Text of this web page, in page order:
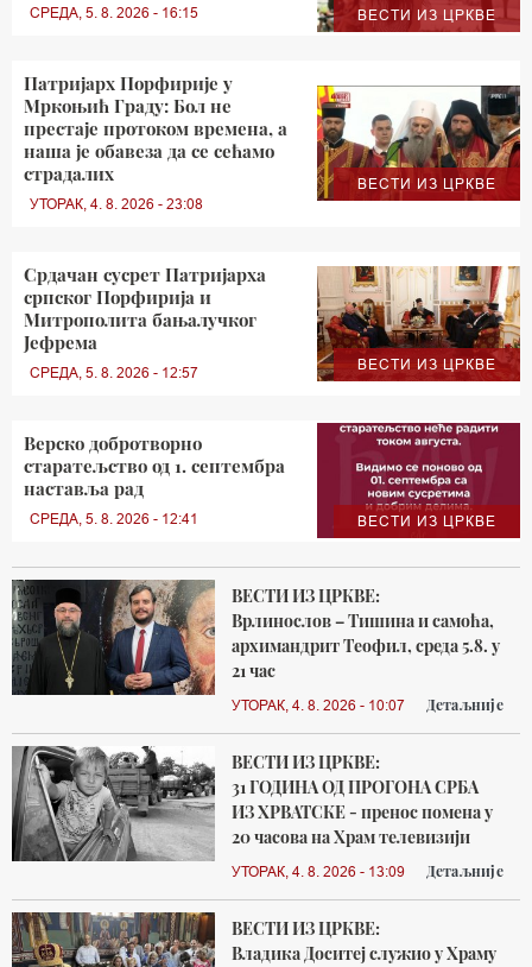
ВЕСТИ ИЗ ЦРКВЕ
СРЕДА, 5. 8. 2026 - 16:15
ВЕСТИ ИЗ ЦРКВЕ
Патријарх Порфирије у
Мркоњић Граду: Бол не
престаје протоком времена, а
наша је обавеза да се сећамо
страдалих
УТОРАК, 4. 8. 2026 - 23:08
ВЕСТИ ИЗ ЦРКВЕ
Срдачан сусрет Патријарха
српског Порфирија и
Митрополита бањалучког
Јефрема
СРЕДА, 5. 8. 2026 - 12:57
ВЕСТИ ИЗ ЦРКВЕ
Верско добротворно
старатељство од 1. септембра
наставља рад
СРЕДА, 5. 8. 2026 - 12:41
ВЕСТИ ИЗ ЦРКВЕ:
Врлинослов – Тишина и самоћа,
архимандрит Теофил, среда 5.8. у
21 час
УТОРАК, 4. 8. 2026 - 10:07 Детаљније
ВЕСТИ ИЗ ЦРКВЕ:
31 ГОДИНА ОД ПРОГОНА СРБА
ИЗ ХРВАТСКЕ - пренос помена у
20 часова на Храм телевизији
УТОРАК, 4. 8. 2026 - 13:09 Детаљније
ВЕСТИ ИЗ ЦРКВЕ:
Владика Доситеј служио у Храму